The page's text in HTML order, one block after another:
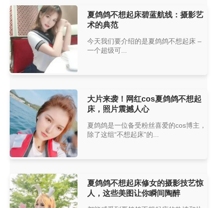
夏鸽鸽不想起床碧蓝航线：摄影艺
术的典范
今天我们要介绍的是夏鸽鸽不想起床 –
一个超级可...
大片来袭！网红cos夏鸽鸽不想起
床，照片震撼人心
夏鸽鸽是一位备受粉丝喜爱的cos博主，
除了这组“不想起床”的...
夏鸽鸽不想起床修女的摄影技艺惊
人，这些美图让你瞬间陶醉